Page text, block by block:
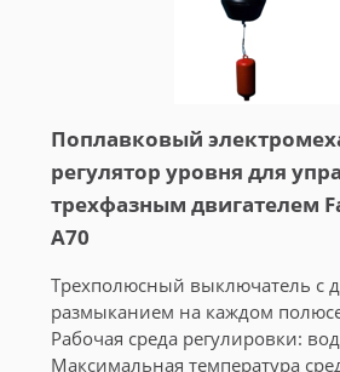
Поплавковый
регулятор уровня для
трехфазным двигателем
A70
Трехполюсный выключатель с
размыканием на каждом
Рабочая среда регулировки:
Максимальная температура